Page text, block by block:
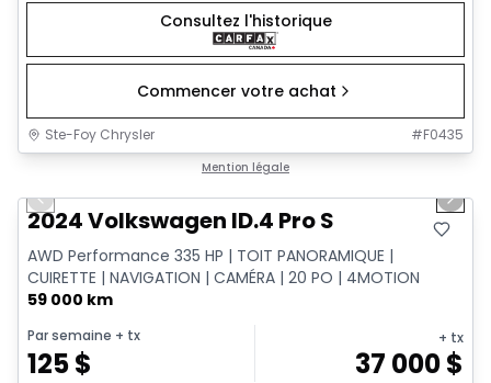
Consultez l'historique
Commencer votre achat
Ste-Foy Chrysler #F0435
Mention légale
Previous slide Next
2024 Volkswagen ID.4 Pro S
AWD Performance 335 HP | TOIT PANORAMIQUE |
CUIRETTE | NAVIGATION | CAMÉRA | 20 PO | 4MOTION
59 000 km
Par semaine + tx
125$
+ tx
37 000$